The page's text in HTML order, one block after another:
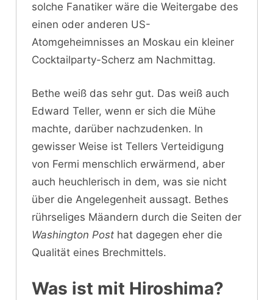
solche Fanatiker wäre die Weitergabe des
einen oder anderen US-
Atomgeheimnisses an Moskau ein kleiner
Cocktailparty-Scherz am Nachmittag.
Bethe weiß das sehr gut. Das weiß auch
Edward Teller, wenn er sich die Mühe
machte, darüber nachzudenken. In
gewisser Weise ist Tellers Verteidigung
von Fermi menschlich erwärmend, aber
auch heuchlerisch in dem, was sie nicht
über die Angelegenheit aussagt. Bethes
rührseliges Mäandern durch die Seiten der
Washington Post hat dagegen eher die
Qualität eines Brechmittels.
Was ist mit Hiroshima?